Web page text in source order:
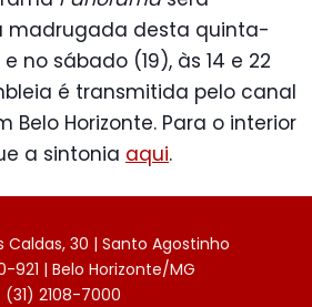
madrugada desta quinta-
no sábado (19), às 14 e 22
é transmitida pelo canal
Belo Horizonte. Para o interior
a sintonia aqui.
Caldas, 30 | Santo Agostinho
921 | Belo Horizonte/MG
(31) 2108-7000